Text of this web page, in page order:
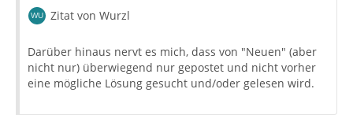
Zitat von Wurzl
Darüber hinaus nervt es mich, dass von "Neuen" (aber
nicht nur) überwiegend nur gepostet und nicht vorher
eine mögliche Lösung gesucht und/oder gelesen wird.